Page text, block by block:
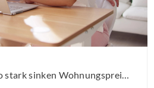
Pendeln lohnt sich: So stark sinken Wohnungspreise im Umland